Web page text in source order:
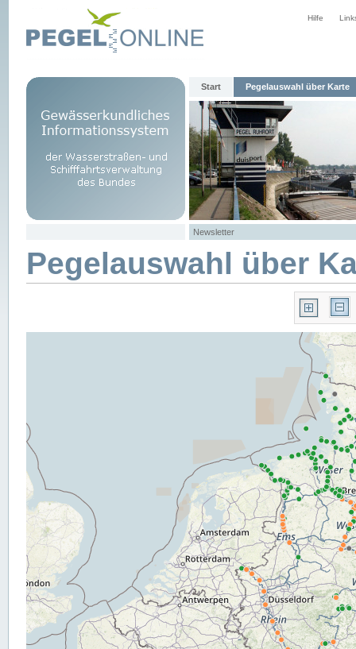
Hilfe
Start Pegelauswahl über Karte
Newsletter
Pegelauswahl über